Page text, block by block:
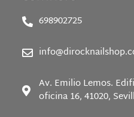
698902725
Av. Emilio Lemos.
oficina 16, 41020,